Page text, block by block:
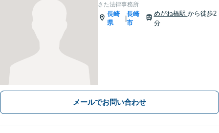
さた法律事務所
長崎
県
長崎
市
めがね橋駅 から徒歩2
分
メールでお問い合わせ